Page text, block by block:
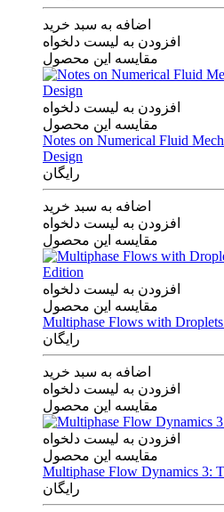
اضافه به سبد خرید
افزودن به لیست دلخواه
مقایسه این محصول
افزودن به لیست دلخواه
مقایسه این محصول
Notes on Numerical Fluid
Design
رایگان
اضافه به سبد خرید
افزودن به لیست دلخواه
مقایسه این محصول
افزودن به لیست دلخواه
مقایسه این محصول
Multiphase Flows with
رایگان
اضافه به سبد خرید
افزودن به لیست دلخواه
مقایسه این محصول
افزودن به لیست دلخواه
مقایسه این محصول
Multiphase Flow Dynamics 3:
رایگان